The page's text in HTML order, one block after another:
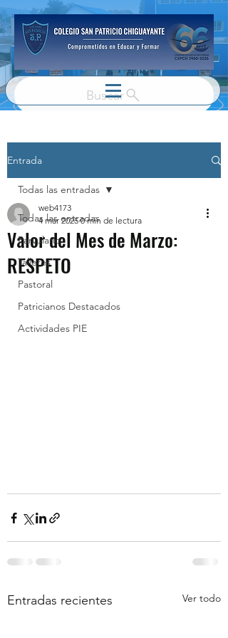
Buscar
Entrada
Todas las entradas
Parvulario
Talleres
Pastoral
Patricianos Destacados
Actividades PIE
Todas las entradas
Valor del Mes de Marzo:
RESPETO
web4173
4 mar 2025 0 min de lectura
Entradas recientes Ver todo